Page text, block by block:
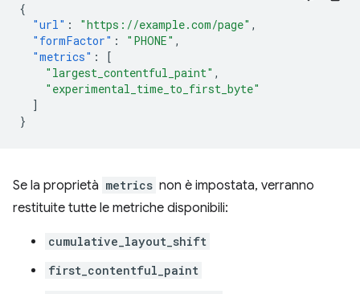
{
"url" : "https://example.com/page" ,
"formFactor" : "PHONE" ,
"metrics" :
[
"largest_contentful_paint" ,
"experimental_time_to_first_byte"
]
}
Se la proprietà metrics non è impostata, verranno
restituite tutte le metriche disponibili:
cumulative_layout_shift
first_contentful_paint